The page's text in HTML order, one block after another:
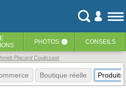
PHOTOS ‹ CONSEILS
Placard Coulissant
Boutique réelle Produits